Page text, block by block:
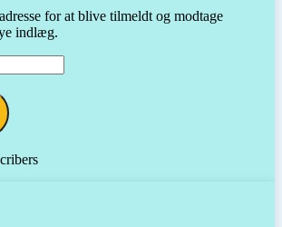
for at blive tilmeldt og modtage
indlæg.